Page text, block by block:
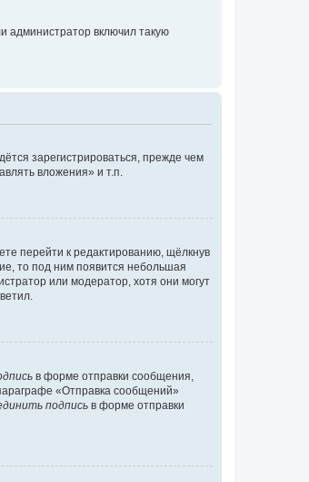
администратор включил такую
зарегистрироваться, прежде чем
вложения» и т.п.
перейти к редактированию, щёлкнув
то под ним появится небольшая
или модератор, хотя они могут
в форме отправки сообщения,
«Отправка сообщений»
подпись в форме отправки